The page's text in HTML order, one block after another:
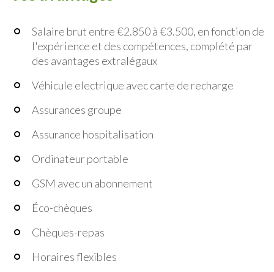
Salaire brut entre €2.850 à €3.500, en fonction de
l'expérience et des compétences, complété par
des avantages extralégaux
Véhicule electrique avec carte de recharge
Assurances groupe
Assurance hospitalisation
Ordinateur portable
GSM avec un abonnement
Éco-chèques
Chèques-repas
Horaires flexibles